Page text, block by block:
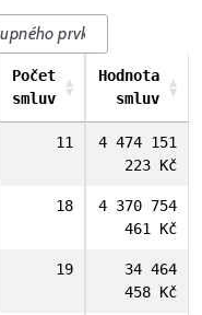
Počet
smluv
Hodnota
smluv
11
4 474 151
223 Kč
18
4 370 754
461 Kč
19
34 464
458 Kč